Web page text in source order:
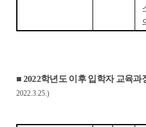
■2022학년도 이후 입학자 교육과
2022.3.25.)